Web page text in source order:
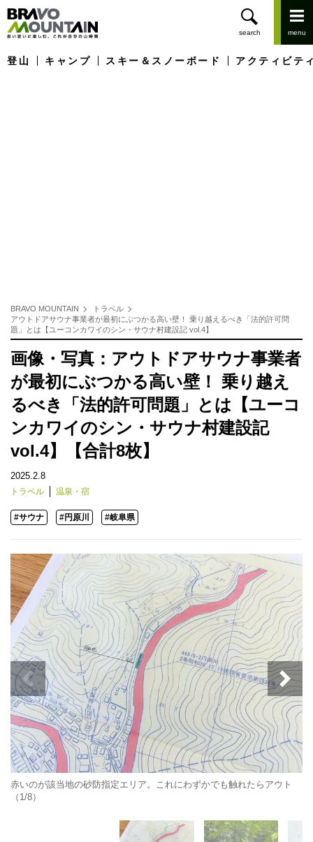
登山 キャンプ スキー＆スノーボード アクティビテ
BRAVO MOUNTAIN
トラベル
アウトドアサウナ事業者が最初にぶつかる高い壁！ 乗り越えるべき「法的許可問
題」とは【ユーコンカワイのシン・サウナ村建設記 vol.4】
画像・写真：アウトドアサウナ事業者
が最初にぶつかる高い壁！ 乗り越え
るべき「法的許可問題」とは【ユーコ
ンカワイのシン・サウナ村建設記
vol.4】【合計8枚】
2025.2.8
トラベル 温泉・宿
#サウナ #円原川 #岐阜県
赤いのが該当地の砂防指定エリア。これにわずかでも触れたらアウト
（1/8）